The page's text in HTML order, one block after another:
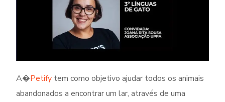
A�Petify tem como objetivo ajudar todos os animais
abandonados a encontrar um lar, através de uma